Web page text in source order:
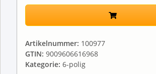
Artikelnummer: 100977
GTIN: 9009606616968
Kategorie: 6-polig